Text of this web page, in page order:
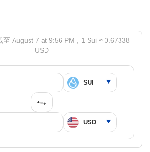
至 August 7 at 9:56 PM，1 Sui ≈ 0.67338
USD